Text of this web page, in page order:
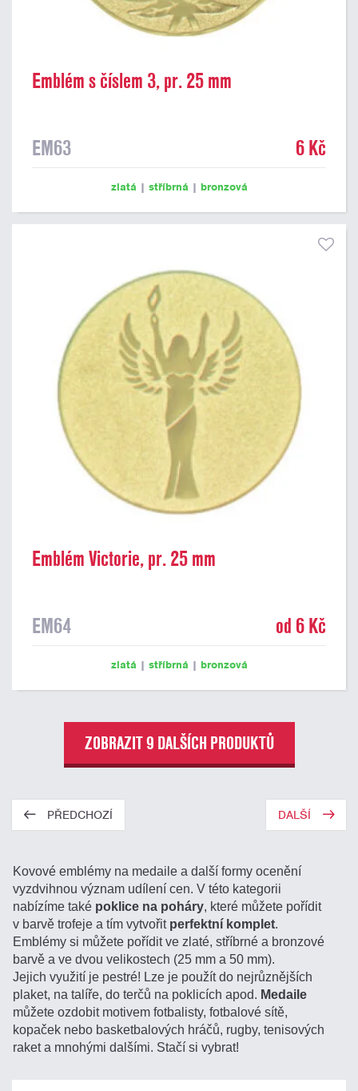
Emblém s číslem 3, pr. 25 mm
EM63 6 Kč
zlatá | stříbrná | bronzová
Emblém Victorie, pr. 25 mm
EM64 od 6 Kč
zlatá | stříbrná | bronzová
ZOBRAZIT 9 DALŠÍCH PRODUKTŮ
PŘEDCHOZÍ DALŠÍ
Kovové emblémy na medaile a další formy ocenění
vyzdvihnou význam udílení cen. V této kategorii
nabízíme také poklice na poháry, které můžete pořídit
v barvě trofeje a tím vytvořit perfektní komplet.
Emblémy si můžete pořídit ve zlaté, stříbrné a bronzové
barvě a ve dvou velikostech (25 mm a 50 mm).
Jejich využití je pestré! Lze je použít do nejrůznějších
plaket, na talíře, do terčů na poklicích apod. Medaile
můžete ozdobit motivem fotbalisty, fotbalové sítě,
kopaček nebo basketbalových hráčů, rugby, tenisových
raket a mnohými dalšími. Stačí si vybrat!